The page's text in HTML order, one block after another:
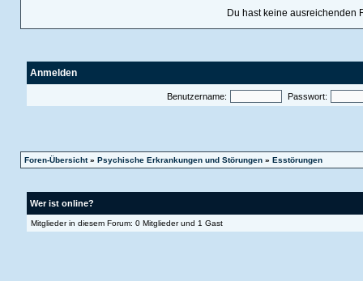
Du hast keine ausreichenden
Anmelden
Benutzername: Passwort:
Foren-Übersicht» Psychische Erkrankungen und Störungen» Esstörungen
Wer ist online?
Mitglieder in diesem Forum: 0 Mitglieder und 1 Gast